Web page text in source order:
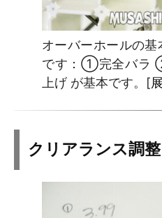
オーバーホールの基
です：①完全バラ
上げ が基本です。[
クリアランス調整